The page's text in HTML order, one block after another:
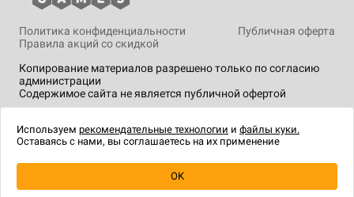
Копирование материалов разрешено только по согласию
администрации
Содержимое сайта не является публичной офертой
Политика конфиденциальности
Публичная оферта
Правила акций со скидкой
технологии .
Используем рекомендательные технологии и файлы куки.
Оставаясь с нами, вы соглашаетесь на их применение
OK